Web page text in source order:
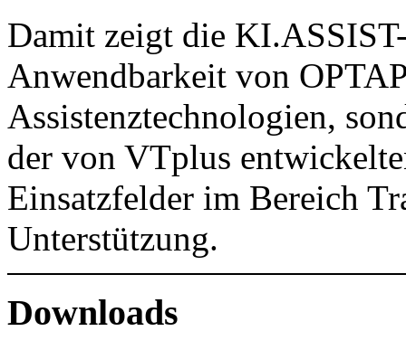
Damit zeigt die
Anwendbarkeit von
Assistenztechnologien,
der von VTplus
Einsatzfelder im Bereich
Unterstützung.
Downloads